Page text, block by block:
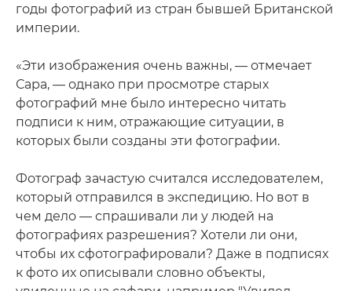
годы фотографий из стран бывшей Британской
империи.
«Эти изображения очень важны, — отмечает
Сара, — однако при просмотре старых
фотографий мне было интересно читать
подписи к ним, отражающие ситуации, в
которых были созданы эти фотографии.
Фотограф зачастую считался исследователем,
который отправился в экспедицию. Но вот в
чем дело — спрашивали ли у людей на
фотографиях разрешения? Хотели ли они,
чтобы их сфотографировали? Даже в подписях
к фото их описывали словно объекты,